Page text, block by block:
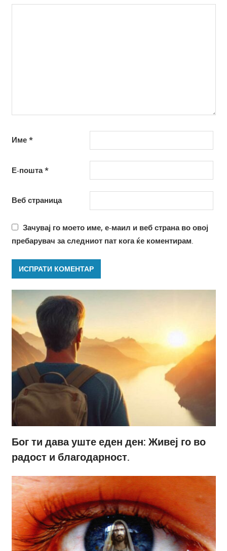
Име *
Е-пошта*
Веб страница
Зачувај го моето име, е-маил и веб страна во овој
пребарувач за следниот пат кога ќе коментирам.
Бог ти дава уште еден ден: Живеј го во
радост и благодарност.